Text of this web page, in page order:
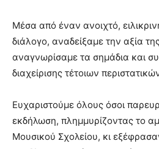
Μέσα από έναν ανοιχτό,
διάλογο, αναδείξαμε την αξία
αναγνωρίσαμε τα σημάδια και
διαχείρισης τέτοιων
Ευχαριστούμε όλους όσοι
εκδήλωση, πλημμυρίζοντας το
Μουσικού Σχολείου, κι